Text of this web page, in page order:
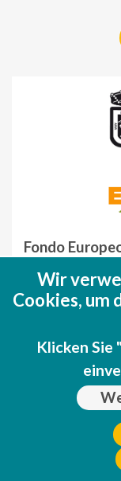
Fondo
(FEDER)
Una
Wir
Cookies, um
Klicken Sie